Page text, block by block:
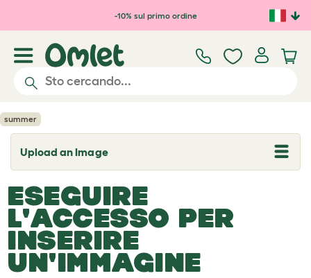
Passa al contenuto principale
-10% sul primo ordine
summer
Upload an Image
T
o
g
l
e
d
r
o
p
d
ESEGUIRE
L'ACCESSO PER
INSERIRE
UN'IMMAGINE